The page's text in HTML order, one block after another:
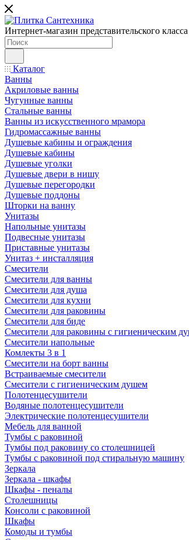
Интернет-магазин представительского класса
Каталог
Ванны
Акриловые ванны
Чугунные ванны
Стальные ванны
Ванны из искусственного мрамора
Гидромассажные ванны
Душевые кабины и ограждения
Душевые кабины
Душевые уголки
Душевые двери в нишу
Душевые перегородки
Душевые поддоны
Шторки на ванну
Унитазы
Напольные унитазы
Подвесные унитазы
Приставные унитазы
Унитаз + инсталляция
Смесители
Смесители для ванны
Смесители для душа
Смесители для кухни
Смесители для раковины
Смесители для биде
Смесители для раковины с гигиеническим
Смесители напольные
Комлекты 3 в 1
Смесители на борт ванны
Встраиваемые смесители
Смесители с гигиеническим душем
Полотенцесушители
Водяные полотенцесушители
Электрические полотенцесушители
Мебель для ванной
Тумбы с раковиной
Тумбы под раковину со столешницей
Тумбы с раковиной под стиральную машину
Зеркала
Зеркала - шкафы
Шкафы - пеналы
Столешницы
Консоли с раковиной
Шкафы
Комоды и тумбы